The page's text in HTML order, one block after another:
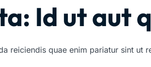
Id ut aut
reiciendis quae enim pariatur sint